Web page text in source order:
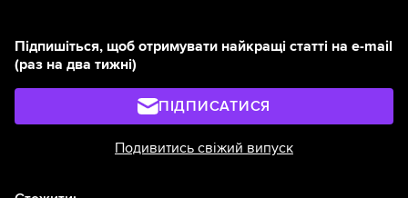
Підпишіться, щоб отримувати найкращі статті на e-mail
(раз на два тижні)
ПІДПИСАТИСЯ
Подивитись свіжий випуск